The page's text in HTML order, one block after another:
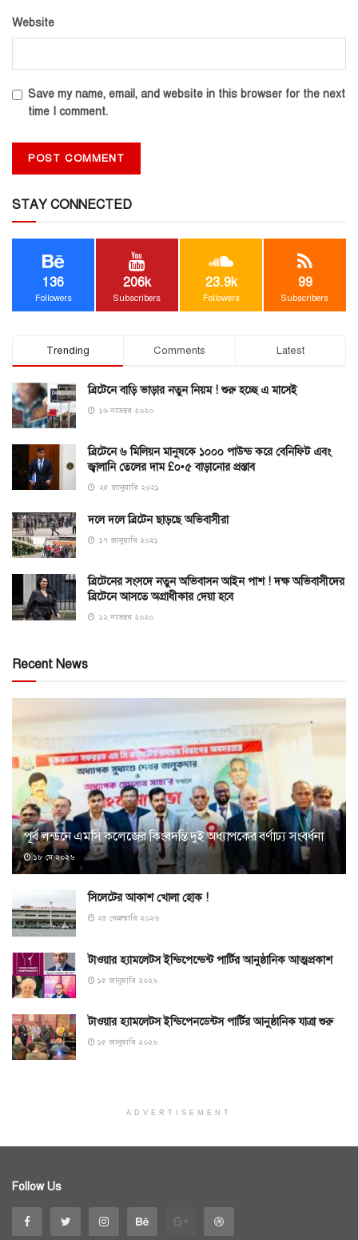
Website
Save my name, email, and website in this browser for the next
time I comment.
STAY CONNECTED
136
Followers
206k
Subscribers
23.9k
Followers
99
Subscribers
Trending Comments Latest
ব্রিটেনে বাড়ি ভাড়ার নতুন নিয়ম ! শুরু হচ্ছে এ মাসেই
১৬ নভেম্বর ২০২০
ব্রিটেনে ৬ মিলিয়ন মানুষকে ১০০০ পাউন্ড করে বেনিফিট এবং
জ্বালানি তেলের দাম £০•৫ বাড়ানোর প্রস্তাব
২৫ জানুয়ারি ২০২১
দলে দলে ব্রিটেন ছাড়ছে অভিবাসীরা
১৭ জানুয়ারি ২০২১
ব্রিটেনের সংসদে নতুন অভিবাসন আইন পাশ ! দক্ষ অভিবাসীদের
ব্রিটেনে আসতে অগ্রাধীকার দেয়া হবে
১২ নভেম্বর ২০২০
Recent News
পূর্ব লন্ডনে এমসি কলেজের কিংবদন্তি দুই অধ্যাপকের বর্ণাঢ্য সংবর্ধনা
১৮ মে ২০২৬
সিলেটের আকাশ খোলা হোক !
২৫ ফেব্রুয়ারি ২০২৬
টাওয়ার হ্যামলেটস ইন্ডিপেন্ডেন্ট পার্টির আনুষ্ঠানিক আত্মপ্রকাশ
১৫ জানুয়ারি ২০২৬
টাওয়ার হ্যামলেটস ইন্ডিপেনডেন্টস পার্টির আনুষ্ঠানিক যাত্রা শুরু
১৫ জানুয়ারি ২০২৬
ADVERTISEMENT
Follow Us